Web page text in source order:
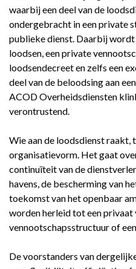
waarbij een deel van de
ondergebracht in een private
publieke dienst. Daarbij
loodsen, een private
loodsendecreet en zelfs een
deel van de beloodsing aan
ACOD Overheidsdiensten
verontrustend.
Wie aan de loodsdienst raakt,
organisatievorm. Het gaat
continuïteit van de
havens, de bescherming van
toekomst van het openbaar
worden herleid tot een privaat
vennootschapsstructuur of
De voorstanders van